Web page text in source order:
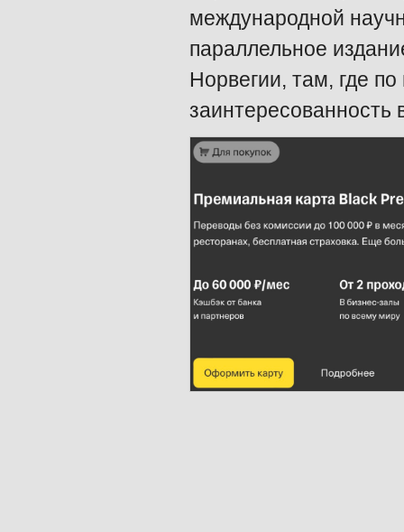
международной
параллельное
Норвегии, там, где
заинтересованность